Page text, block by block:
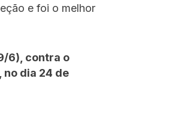
e foi o melhor
6), contra o
no dia 24 de